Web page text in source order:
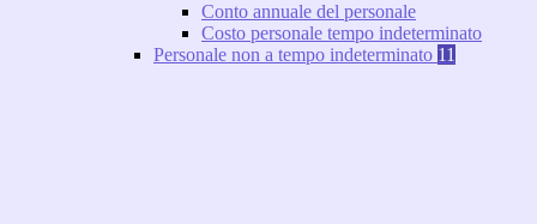
Conto annuale del personale
Costo personale tempo indeterminato
Personale non a tempo indeterminato 11